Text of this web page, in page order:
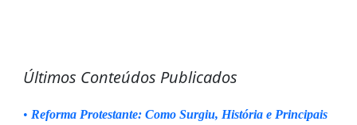
Últimos Conteúdos Publicados
• Reforma Protestante: Como Surgiu, História e Principais